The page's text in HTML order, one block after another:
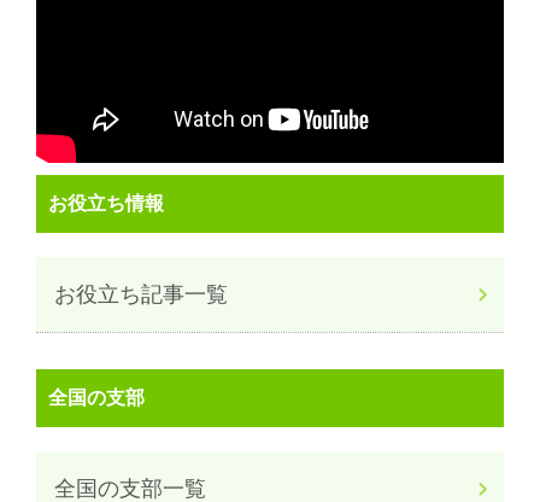
お役立ち情報
お役立ち記事一覧
全国の支部
全国の支部一覧